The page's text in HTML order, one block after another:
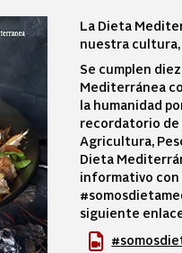
La Dieta
nuestra
Se cumplen
Mediterránea
la humanidad
recordatorio de
Agricultura,
Dieta
informativo con
siguiente